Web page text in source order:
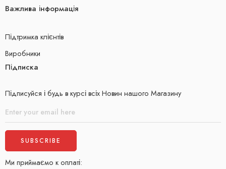
Важлива інформація
Підтримка клієнтів
Виробники
Підписка
Підписуйся і будь в курсі всіх Новин нашого Магазину
Ми приймаємо к оплаті: